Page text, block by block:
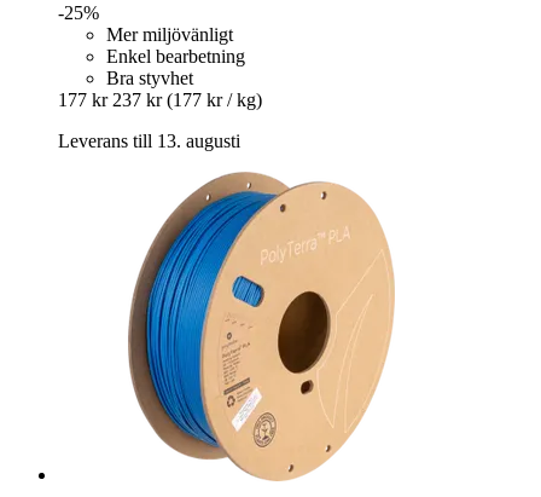
-25%
Mer miljövänligt
Enkel bearbetning
Bra styvhet
177 kr 237 kr (177 kr / kg)
Leverans till 13. augusti